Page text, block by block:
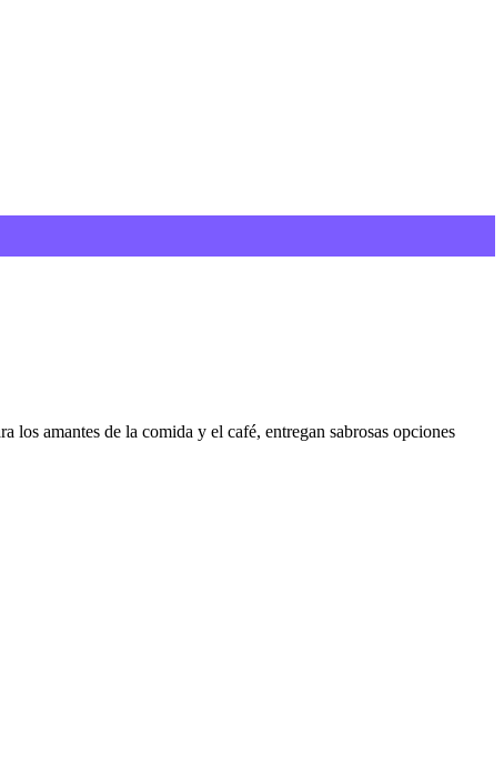
amantes de la comida y el café, entregan sabrosas opciones